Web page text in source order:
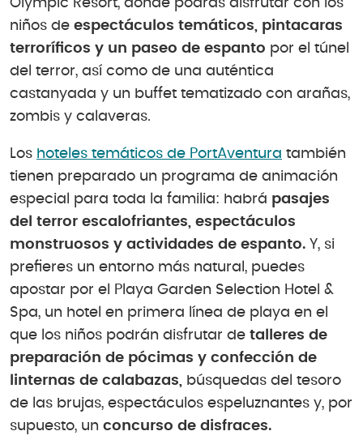
Olympic Resort, donde podrás disfrutar con los
niños de espectáculos temáticos, pintacaras
terroríficos y un paseo de espanto por el túnel
del terror, así como de una auténtica
castanyada y un buffet tematizado con arañas,
zombis y calaveras.
Los hoteles temáticos de PortAventura también
tienen preparado un programa de animación
especial para toda la familia: habrá pasajes
del terror escalofriantes, espectáculos
monstruosos y actividades de espanto. Y, si
prefieres un entorno más natural, puedes
apostar por el Playa Garden Selection Hotel &
Spa, un hotel en primera línea de playa en el
que los niños podrán disfrutar de talleres de
preparación de pócimas y confección de
linternas de calabazas, búsquedas del tesoro
de las brujas, espectáculos espeluznantes y, por
supuesto, un concurso de disfraces.